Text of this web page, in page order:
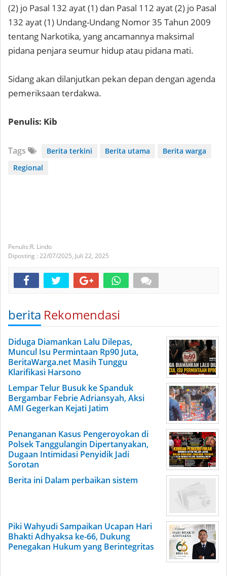
(2) jo Pasal 132 ayat (1) dan Pasal 112 ayat (2) jo Pasal
132 ayat (1) Undang-Undang Nomor 35 Tahun 2009
tentang Narkotika, yang ancamannya maksimal
pidana penjara seumur hidup atau pidana mati.
Sidang akan dilanjutkan pekan depan dengan agenda
pemeriksaan terdakwa.
Penulis: Kib
Tags Berita terkini Berita utama
Berita warga
Regional
R. Lindo
Diposting : 22/07/2025, Juli 22, 2025
berita Rekomendasi
Diduga Diamankan Lalu Dilepas,
Muncul Isu Permintaan Rp90 Juta,
BeritaWarga.net Masih Tunggu
Klarifikasi Harsono
Lempar Telur Busuk ke Spanduk
Bergambar Febrie Adriansyah, Aksi
AMI Gegerkan Kejati Jatim
Penanganan Kasus Pengeroyokan di
Polsek Tanggulangin Dipertanyakan,
Dugaan Intimidasi Penyidik Jadi
Sorotan
Berita ini Dalam perbaikan sistem
Piki Wahyudi Sampaikan Ucapan Hari
Bhakti Adhyaksa ke-66, Dukung
Penegakan Hukum yang Berintegritas